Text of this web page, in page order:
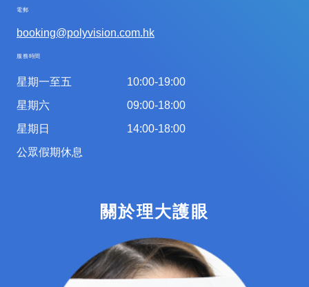
電郵
booking@polyvision.com.hk
服務時間
星期一至五
星期六
星期日
公眾假期休息
10:00-19:00
09:00-18:00
14:00-18:00
關於理大護眼